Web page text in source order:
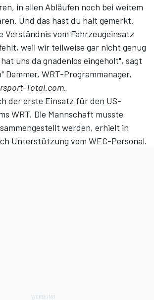
in allen Abläufen noch bei weitem
Und das hast du halt gemerkt.
Verständnis vom Fahrzeugeinsatz
weil wir teilweise gar nicht genug
uns da gnadenlos eingeholt", sagt
Demmer, WRT-Programmanager,
Total.com.
der erste Einsatz für den US-
WRT. Die Mannschaft musste
werden, erhielt in
Unterstützung vom WEC-Personal.